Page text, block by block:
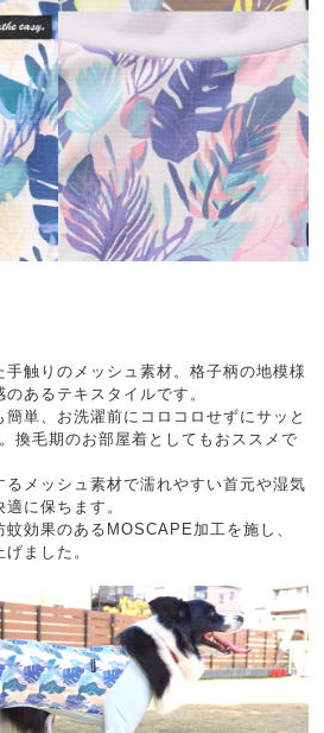
触りのメッシュ素材。格子柄の地模様
あるテキスタイルです。
単、お洗濯前にコロコロせずにサッと
換毛期のお部屋着としてもおススメで
るメッシュ素材で濡れやすい首元や湿気
に保ちます。
効果のあるMOSCAPE加工を施し、
ました。